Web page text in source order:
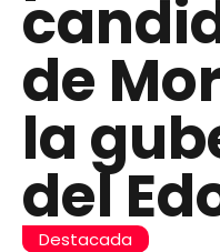
de
la
del
Destacada